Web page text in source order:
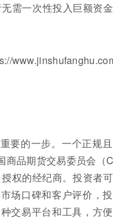
需一次性投入巨额资
要的一步。一个正规
商品期货交易委员会（
权的经纪商。投资者
场口碑和客户评价，
交易平台和工具，方